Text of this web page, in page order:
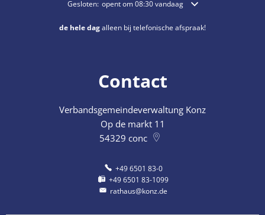
Klik om extra openings- of sluitingstijden te verbergen
Gesloten: opent om 08:30 vandaag
de hele dagalleen bij telefonische afspraak!
Contact
Verbandsgemeindeverwaltung Konz
Op de markt 11
54329 conc
+49 6501 83-0
+49 6501 83-1099
rathaus@konz.de